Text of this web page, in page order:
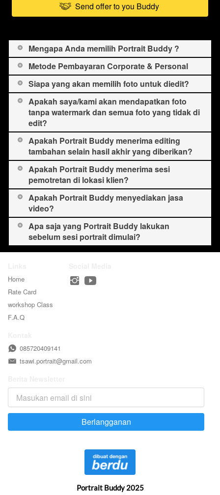
` Send offer to you Buddy
Mengapa Anda memilih Portrait Buddy ?
Metode Pembayaran Corporate & Personal
Siapa yang akan memilih foto untuk diedit?
Apakah saya/kami akan mendapatkan foto
tanpa watermark dan semua foto yang tidak di
edit?
Apakah Portrait Buddy menerima editing
tambahan selain hasil akhir yang diberikan?
Apakah Portrait Buddy menerima sesi
pemotretan di lokasi klien?
Apakah Portrait Buddy menyediakan jasa
video?
Apa saja yang Portrait Buddy lakukan
sebelum sesi portrait dimulai?
Home
Rate Card
workshop Class
F.A.Q
085720409141
tsawi.portrait@gmail.com
`Berlangganan
Portrait Buddy 2025